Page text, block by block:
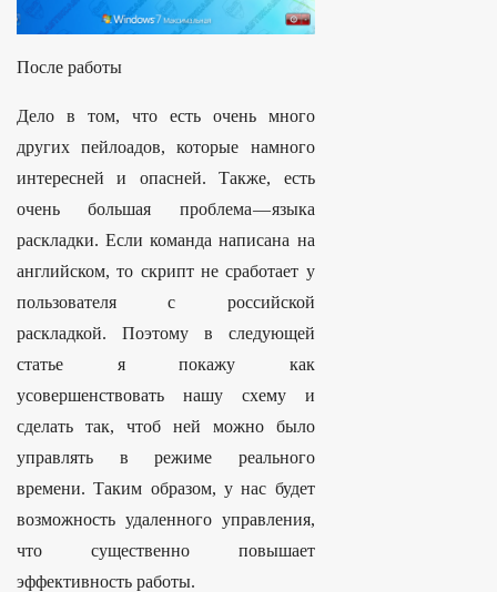
После работы
Дело в том, что есть очень много
других пейлоадов, которые намного
интересней и опасней. Также, есть
очень большая проблема — языка
раскладки. Если команда написана на
английском, то скрипт не сработает у
пользователя с российской
раскладкой. Поэтому в следующей
статье я покажу как
усовершенствовать нашу схему и
сделать так, чтоб ней можно было
управлять в режиме реального
времени. Таким образом, у нас будет
возможность удаленного управления,
что существенно повышает
эффективность работы.